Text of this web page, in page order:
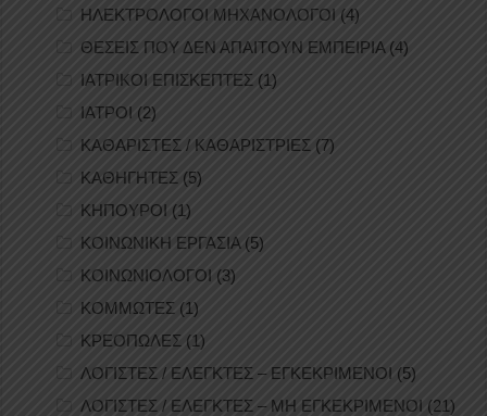
ΗΛΕΚΤΡΟΛΟΓΟΙ ΜΗΧΑΝΟΛΟΓΟΙ (4)
ΘΕΣΕΙΣ ΠΟΥ ΔΕΝ ΑΠΑΙΤΟΥΝ ΕΜΠΕΙΡΙΑ(4)
ΙΑΤΡΙΚΟΙ ΕΠΙΣΚΕΠΤΕΣ (1)
ΙΑΤΡΟΙ (2)
ΚΑΘΑΡΙΣΤΕΣ / ΚΑΘΑΡΙΣΤΡΙΕΣ (7)
ΚΑΘΗΓΗΤΕΣ (5)
ΚΗΠΟΥΡΟΙ (1)
ΚΟΙΝΩΝΙΚΗ ΕΡΓΑΣΙΑ(5)
ΚΟΙΝΩΝΙΟΛΟΓΟΙ (3)
ΚΟΜΜΩΤΕΣ (1)
ΚΡΕΟΠΩΛΕΣ (1)
ΛΟΓΙΣΤΕΣ / ΕΛΕΓΚΤΕΣ – ΕΓΚΕΚΡΙΜΕΝΟΙ (5)
ΛΟΓΙΣΤΕΣ / ΕΛΕΓΚΤΕΣ – ΜΗ ΕΓΚΕΚΡΙΜΕΝΟΙ (21)